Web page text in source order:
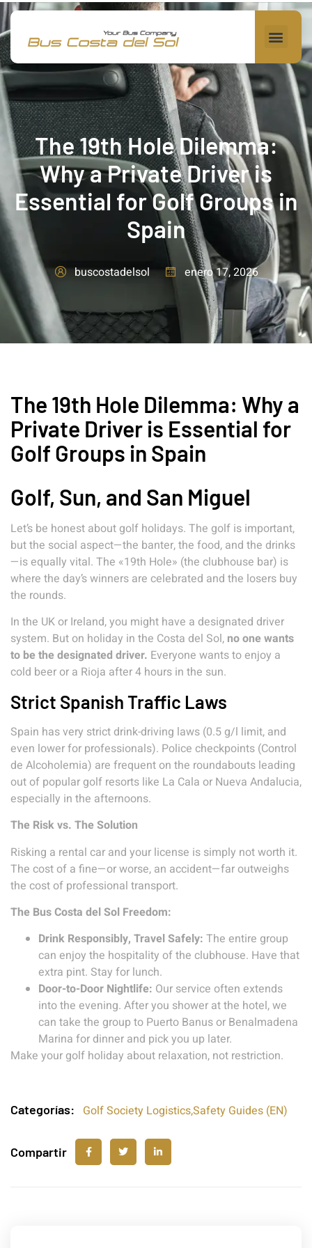
The 19th Hole Dilemma:
Why a Private Driver is
Essential for Golf Groups in
Spain
buscostadelsol enero 17, 2026
The 19th Hole Dilemma: Why a
Private Driver is Essential for
Golf Groups in Spain
Golf, Sun, and San Miguel
Let’s be honest about golf holidays. The golf is important,
but the social aspect—the banter, the food, and the drinks
—is equally vital. The «19th Hole» (the clubhouse bar) is
where the day’s winners are celebrated and the losers buy
the rounds.
In the UK or Ireland, you might have a designated driver
system. But on holiday in the Costa del Sol, no one wants
to be the designated driver. Everyone wants to enjoy a
cold beer or a Rioja after 4 hours in the sun.
Strict Spanish Traffic Laws
Spain has very strict drink-driving laws (0.5 g/l limit, and
even lower for professionals). Police checkpoints (Control
de Alcoholemia) are frequent on the roundabouts leading
out of popular golf resorts like La Cala or Nueva Andalucia,
especially in the afternoons.
The Risk vs. The Solution
Risking a rental car and your license is simply not worth it.
The cost of a fine—or worse, an accident—far outweighs
the cost of professional transport.
The Bus Costa del Sol Freedom:
Drink Responsibly, Travel Safely: The entire group
can enjoy the hospitality of the clubhouse. Have that
extra pint. Stay for lunch.
Door-to-Door Nightlife: Our service often extends
into the evening. After you shower at the hotel, we
can take the group to Puerto Banus or Benalmadena
Marina for dinner and pick you up later.
Make your golf holiday about relaxation, not restriction.
Categorías: Golf Society Logistics,Safety Guides (EN)
Compartir